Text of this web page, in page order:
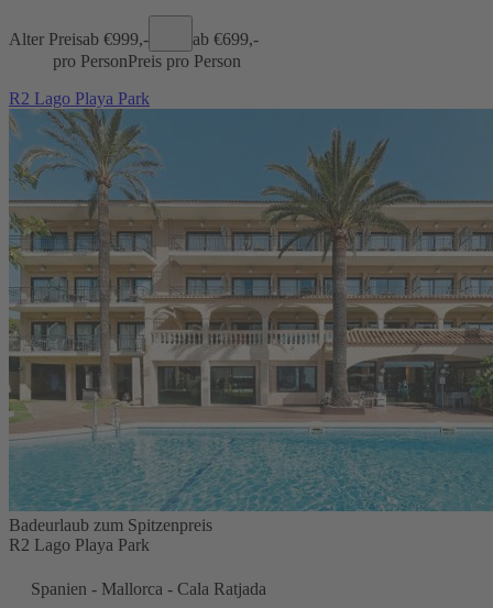
Alter Preisab €999,- ab €699,-
pro PersonPreis pro Person
R2 Lago Playa Park
Badeurlaub zum Spitzenpreis
R2 Lago Playa Park
Spanien - Mallorca - Cala Ratjada